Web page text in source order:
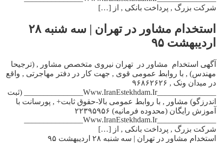
شرکت بزرگ , پرداخت بانکی , از […]
استخدام مشاور در تهران | سه شنبه ۲۸
اردیبهشت ۹۵
آگهی استخدام مشاور در تهران نیروی متخصص مشاور , (ترجیحا
مهندس) , با روابط عمومی قوی , جهت کار در دفتر مهاجرتی , واقع
در میدان ونک , ۹۶۸۶۲۶۲۶
_______________Www.IranEstekhdam.Ir_______________ (ثبت
اندرزگو) مشاور , با روابط عمومی بالا-حقوق ثابت+ , پورسانت با
آموزش رایگان (محدوده فرمانیه) ۲۲۳۹۵۹۵۶
شرکت بزرگ , پرداخت بانکی , از […]
استخدام مشاور در تهران | سه شنبه ۲۸ اردیبهشت ۹۵